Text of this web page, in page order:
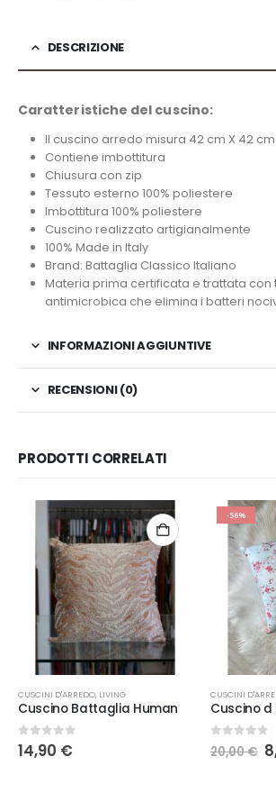
DESCRIZIONE
Caratteristiche del cuscino:
Il cuscino arredo misura 42 cm X 42 cm
Contiene imbottitura
Chiusura con zip
Tessuto esterno 100% poliestere
Imbottitura 100% poliestere
Cuscino realizzato artigianalmente
100% Made in Italy
Brand: Battaglia Classico Italiano
Materia prima certificata e trattata con
antimicrobica che elimina i batteri
INFORMAZIONI AGGIUNTIVE
RECENSIONI (0)
PRODOTTI CORRELATI
CUSCINI D'ARREDO, LIVING
Cuscino Battaglia Human
0 Su 5
14,90 €
-56%
CUSCINI
0 Su 5
20,00€ Il